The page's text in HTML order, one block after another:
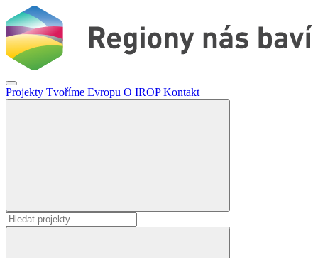
Projekty Tvoříme Evropu O IROP Kontakt